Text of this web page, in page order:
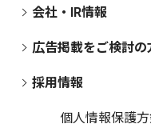
会社・IR情報
広告掲載をご検討の
採用情報
個人情報保護